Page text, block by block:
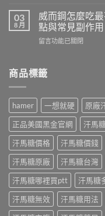
藥
師
際
三
得：
成
分、
吃
法、
副
作
用
與
真
錠
怎
麼
吃？
親
談
每
日
保
養、
副
作
用
與
價
格〉
利
士
跟
威
差
藥
師
親
身
比
較
藥
效
時
間、
硬
度、
03
8 月
威而鋼怎麼吃
點與常見副作用
在
鋼
怎
吃
有
效？
藥
師
親
身
經
驗
談
劑
留言功能已關閉
商品標籤
hamer 一想就硬 原廠
正品美國黑金官網
汗馬糖
汗馬糖價格
汗馬糖價錢
汗馬糖原廠
汗馬糖台灣
汗馬糖哪裡買ptt
汗馬糖
汗馬糖無效
汗馬糖用法